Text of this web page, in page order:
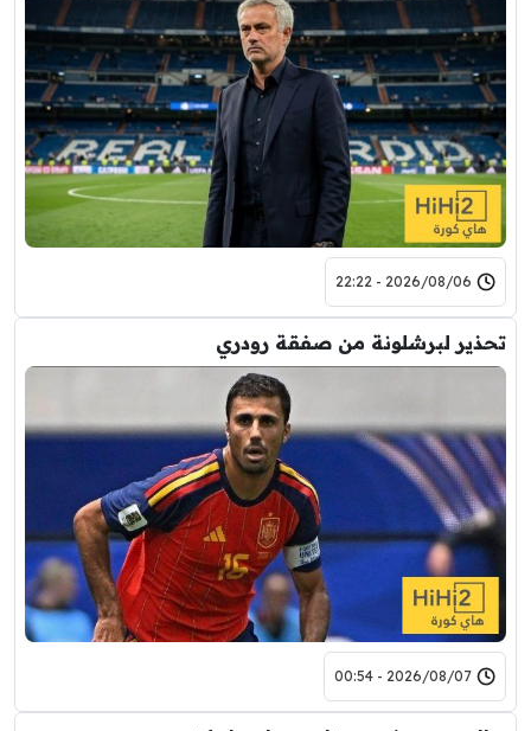
2026/08/06 - 22:22
تحذير لبرشلونة من صفقة رودري
2026/08/07 - 00:54